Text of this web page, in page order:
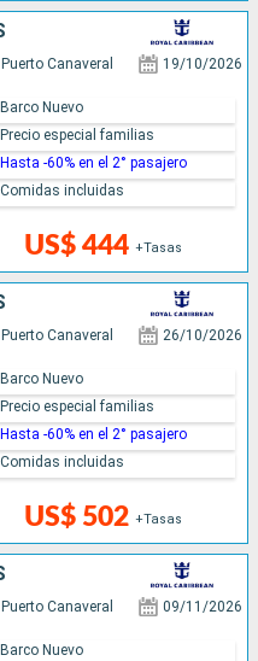
Puerto Canaveral 19/10/2026
US$ 444 +Tasas
Barco Nuevo
Precio especial familias
Hasta -60% en el 2° pasajero
Comidas incluidas
Puerto Canaveral 26/10/2026
US$ 502 +Tasas
Barco Nuevo
Precio especial familias
Hasta -60% en el 2° pasajero
Comidas incluidas
Puerto Canaveral 09/11/2026
Barco Nuevo